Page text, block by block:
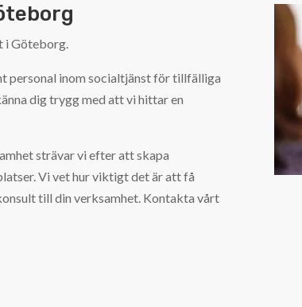
i Göteborg.
personal inom socialtjänst för tillfälliga
dig trygg med att vi hittar en
strävar vi efter att skapa
Vi vet hur viktigt det är att få
till din verksamhet. Kontakta vårt